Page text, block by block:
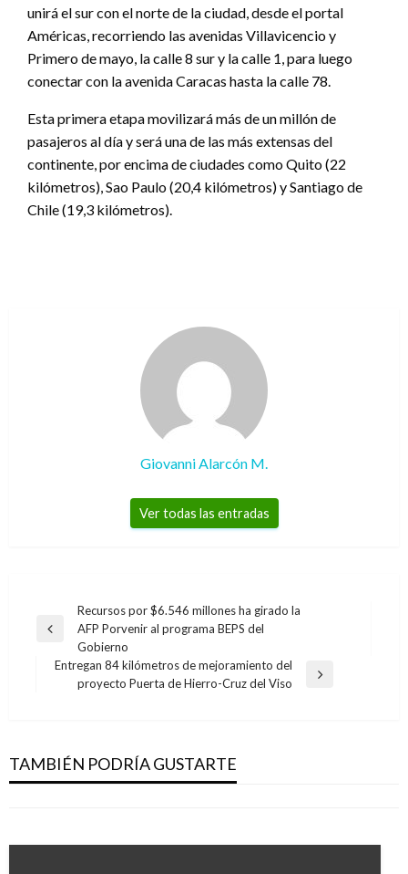
unirá el sur con el norte de la ciudad, desde el portal
Américas, recorriendo las avenidas Villavicencio y
Primero de mayo, la calle 8 sur y la calle 1, para luego
conectar con la avenida Caracas hasta la calle 78.
Esta primera etapa movilizará más de un millón de
pasajeros al día y será una de las más extensas del
continente, por encima de ciudades como Quito (22
kilómetros), Sao Paulo (20,4 kilómetros) y Santiago de
Chile (19,3 kilómetros).
Giovanni Alarcón M.
Ver todas las entradas
Navegación
de
entradas
Entrada
Recursos por $6.546 millones ha girado la
AFP Porvenir al programa BEPS del
Gobierno
Entrada
Entregan 84 kilómetros de mejoramiento del
proyecto Puerta de Hierro-Cruz del Viso
TAMBIÉN PODRÍA GUSTARTE
que pasajeros se cuelen en Transmilenio
Iván Briceño viernes enero 10, 2020
Infantil de Bogotá; enfermera jefe denuncia
irregularidades